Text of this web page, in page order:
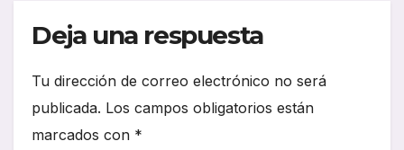
Deja una respuesta
Tu dirección de correo electrónico no será
publicada. Los campos obligatorios están
marcados con *